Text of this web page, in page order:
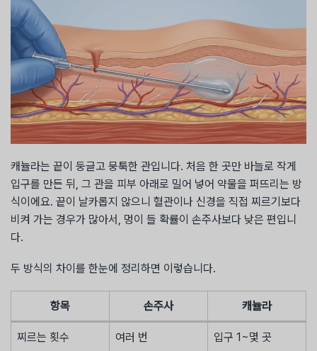
캐뉼라는 끝이 둥글고 뭉툭한 관입니다. 처음 한 곳만 바늘로 작게
입구를 만든 뒤, 그 관을 피부 아래로 밀어 넣어 약물을 퍼뜨리는 방
식이에요. 끝이 날카롭지 않으니 혈관이나 신경을 직접 찌르기보다
비켜 가는 경우가 많아서, 멍이 들 확률이 손주사보다 낮은 편입니
다.
두 방식의 차이를 한눈에 정리하면 이렇습니다.
항목 손주사 캐뉼라
찌르는 횟수 여러 번 입구 1~몇 곳